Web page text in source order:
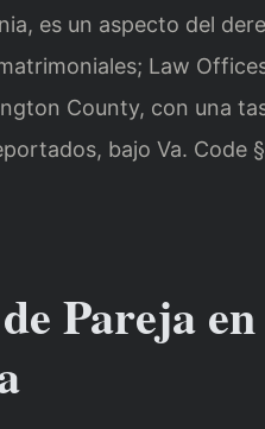
es un aspecto del
Law
County, con una
bajo Va. Code
Pareja en